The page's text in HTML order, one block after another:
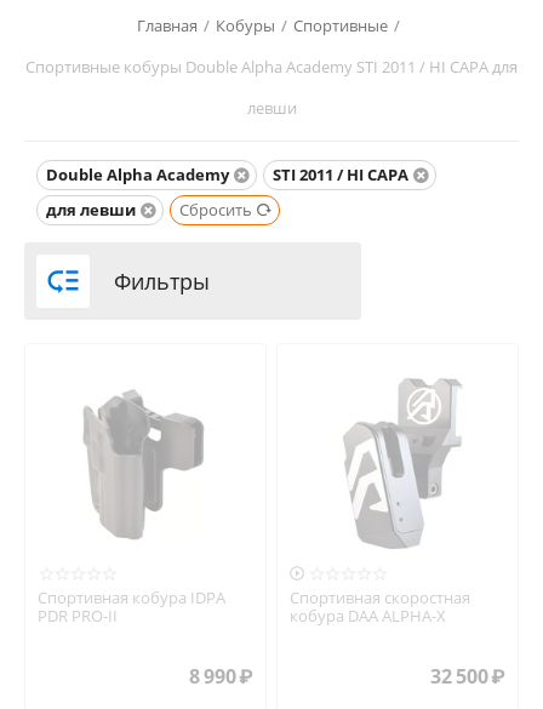
Главная / Кобуры / Спортивные /
Спортивные кобуры Double Alpha Academy STI 2011 / HI CAPA для
левши
Double Alpha Academy
STI 2011 / HI CAPA
для левши
Сбросить
 Фильтры
Спортивная кобура IDPA
PDR PRO-II
8 990₽

Спортивная скоростная
кобура DAA ALPHA-X
32 500₽